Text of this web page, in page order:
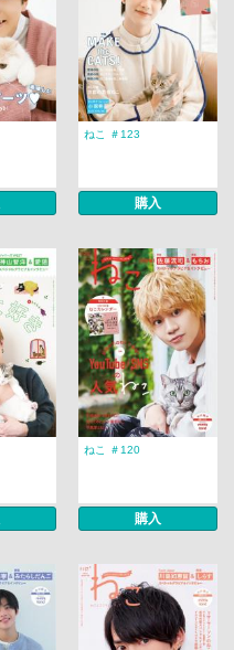
ねこ ＃123
購入
ねこ ＃120
購入